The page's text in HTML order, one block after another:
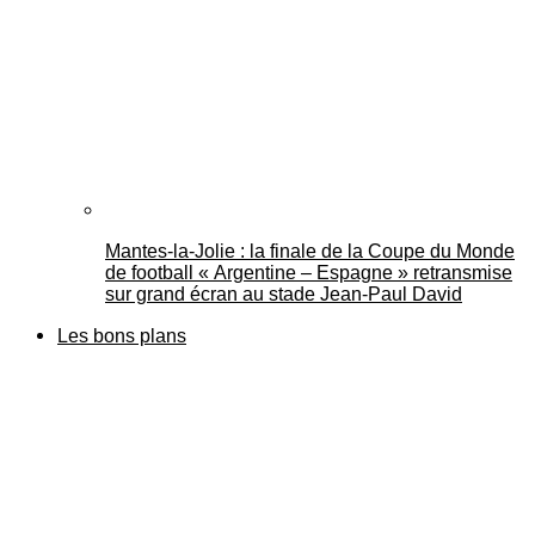
Mantes-la-Jolie : la finale de la Coupe du Monde
de football « Argentine – Espagne » retransmise
sur grand écran au stade Jean-Paul David
Les bons plans